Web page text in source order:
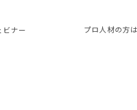
ナー プロ人材の方